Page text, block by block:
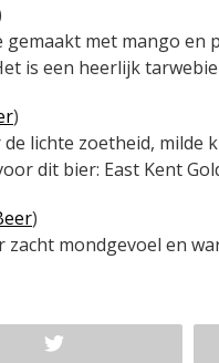
gemaakt met mango
is een heerlijk
)
lichte zoetheid,
dit bier: East Kent
)
zacht mondgevoel en